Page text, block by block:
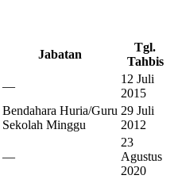
Jabatan
Tgl.
Tahbis
—
12 Juli
2015
Bendahara Huria/Guru
Sekolah Minggu
29 Juli
2012
—
23
Agustus
2020